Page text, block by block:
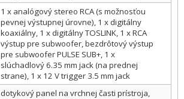
1 x analógový stereo RCA (s možnosťou
pevnej výstupnej úrovne), 1 x digitálny
koaxiálny, 1 x digitálny TOSLINK, 1 x RCA
výstup pre subwoofer, bezdrôtový výstup
pre subwoofer PULSE SUB+, 1 x
slúchadlový 6.35 mm jack (na prednej
strane), 1 x 12 V trigger 3.5 mm jack
dotykový panel na vrchnej časti prístroja,